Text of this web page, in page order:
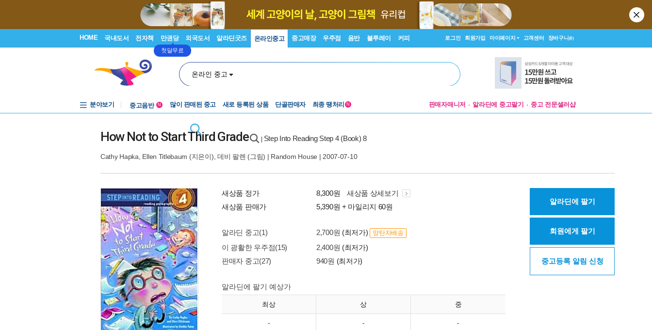
HOME 국내도서 전자책 만권당
첫달무료
외국도서 알라딘굿즈 온라인중고 중고매장 우주점 음반 블루레이 커피 로그인 회원가입 마이페이지 고객센터 장바구니(0)
온라인 중고
분야보기
중고음반
N 많이 판매된 중고 새로 등록된 상품 단골판매자 최종 땡처리 N 판매자매니저 알라딘에 중고팔기 중고 전문셀러샵
How Not to Start Third Grade Step Into Reading Step 4 (Book) 8
Cathy Hapka Ellen Titlebaum (지은이), 데비 팔렌 (그림) | Random House | 2007-07-10
새상품 정가 8,300원
새상품 상세보기
새상품 판매가
5,390원 + 마일리지 60원
알라딘 중고(1) 2,700원 (최저가) 양탄자배송
이 광활한 우주점(15) 2,400원 (최저가)
판매자 중고(27)
940원 (최저가)
알라딘에 팔기 예상가
최상 상 중
- - -
알라딘에 팔기
회원에게 팔기
중고등록 알림 신청